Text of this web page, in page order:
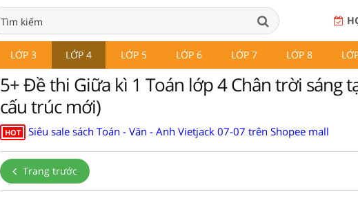
LỚP 3 LỚP 4 LỚP 5 LỚP 6 LỚP 7 LỚP 8
5+ Đề thi Giữa kì 1 Toán lớp 4 Chân trời sáng
cấu trúc mới)
HOT Siêu sale sách Toán - Văn - Anh Vietjack 07-07 trên Shopee mall
Trang trước